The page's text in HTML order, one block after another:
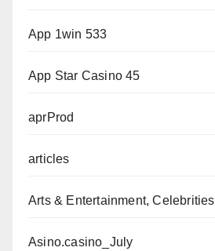
App 1win 533
App Star Casino 45
aprProd
articles
Arts & Entertainment, Celebrities
Asino.casino_July